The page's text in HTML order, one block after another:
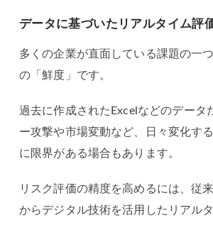
データに基づいたリアルタイム評
多くの企業が直面している課題の一
の「鮮度」です。
過去に作成されたExcelなどのデータ
ー攻撃や市場変動など、日々変化す
に限界がある場合もあります。
リスク評価の精度を高めるには、従
からデジタル技術を活用したリアル